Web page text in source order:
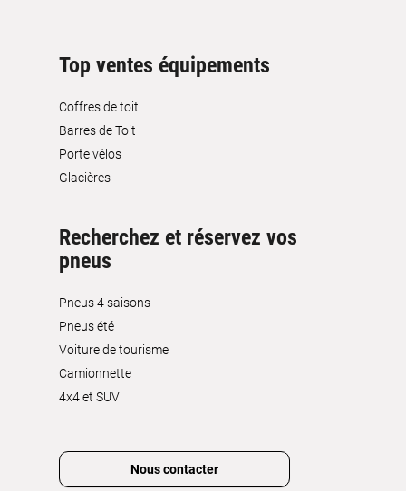
Top ventes équipements
Coffres de toit
Barres de Toit
Porte vélos
Glacières
Recherchez et réservez vos
pneus
Pneus 4 saisons
Pneus été
Voiture de tourisme
Camionnette
4x4 et SUV
Nous contacter